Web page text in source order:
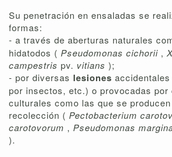
Su penetración en ensaladas se
formas:
- a través de aberturas naturales
hidatodos ( Pseudomonas cichorii ,
campestris pv. vitians );
- por diversas lesiones
por insectos, etc.) o provocadas por
culturales como las que se
recolección ( Pectobacterium
carotovorum , Pseudomonas
).